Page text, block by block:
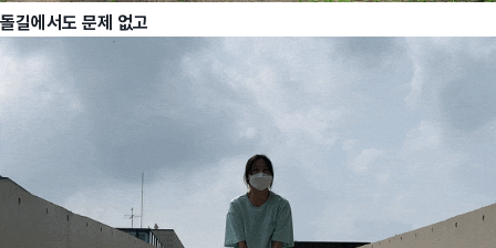
돌길에서도 문제 없고